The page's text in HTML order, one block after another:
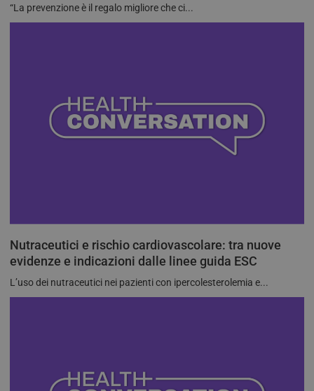
“La prevenzione è il regalo migliore che ci...
Nutraceutici e rischio cardiovascolare: tra nuove
evidenze e indicazioni dalle linee guida ESC
L’uso dei nutraceutici nei pazienti con ipercolesterolemia e...